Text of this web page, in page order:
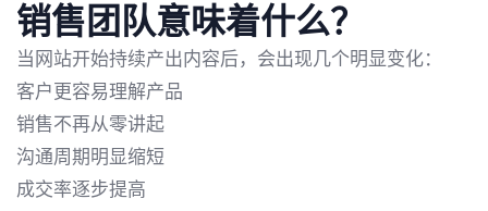
销售团队意味着什么？
当网站开始持续产出内容后，会出现几个明显变化：
客户更容易理解产品
销售不再从零讲起
沟通周期明显缩短
成交率逐步提高